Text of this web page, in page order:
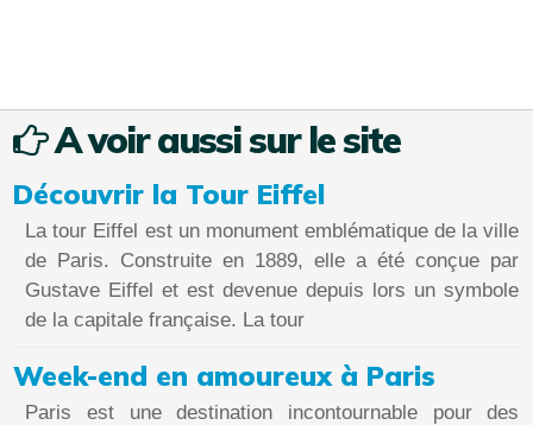
A voir aussi sur le site
Découvrir la Tour Eiffel
La tour Eiffel est un monument emblématique de la ville
de Paris. Construite en 1889, elle a été conçue par
Gustave Eiffel et est devenue depuis lors un symbole
de la capitale française. La tour
Week-end en amoureux à Paris
Paris est une destination incontournable pour des